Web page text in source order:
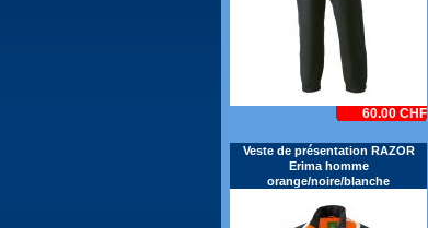
60.00 CHF
Veste de présentation RAZOR
Erima homme
orange/noire/blanche